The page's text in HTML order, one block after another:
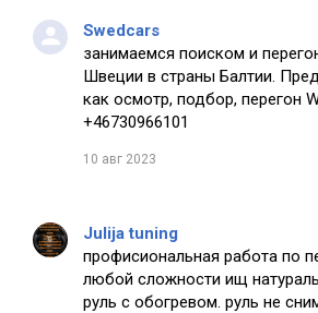
Swedcars
занимаемся поиском и
Швеции в страны Балтии.
как осмотр, подбор, перегон
+46730966101
10 авг 2023
Julija tuning
профисиональная работа по
любой сложности ищ
руль с обогревом. руль не